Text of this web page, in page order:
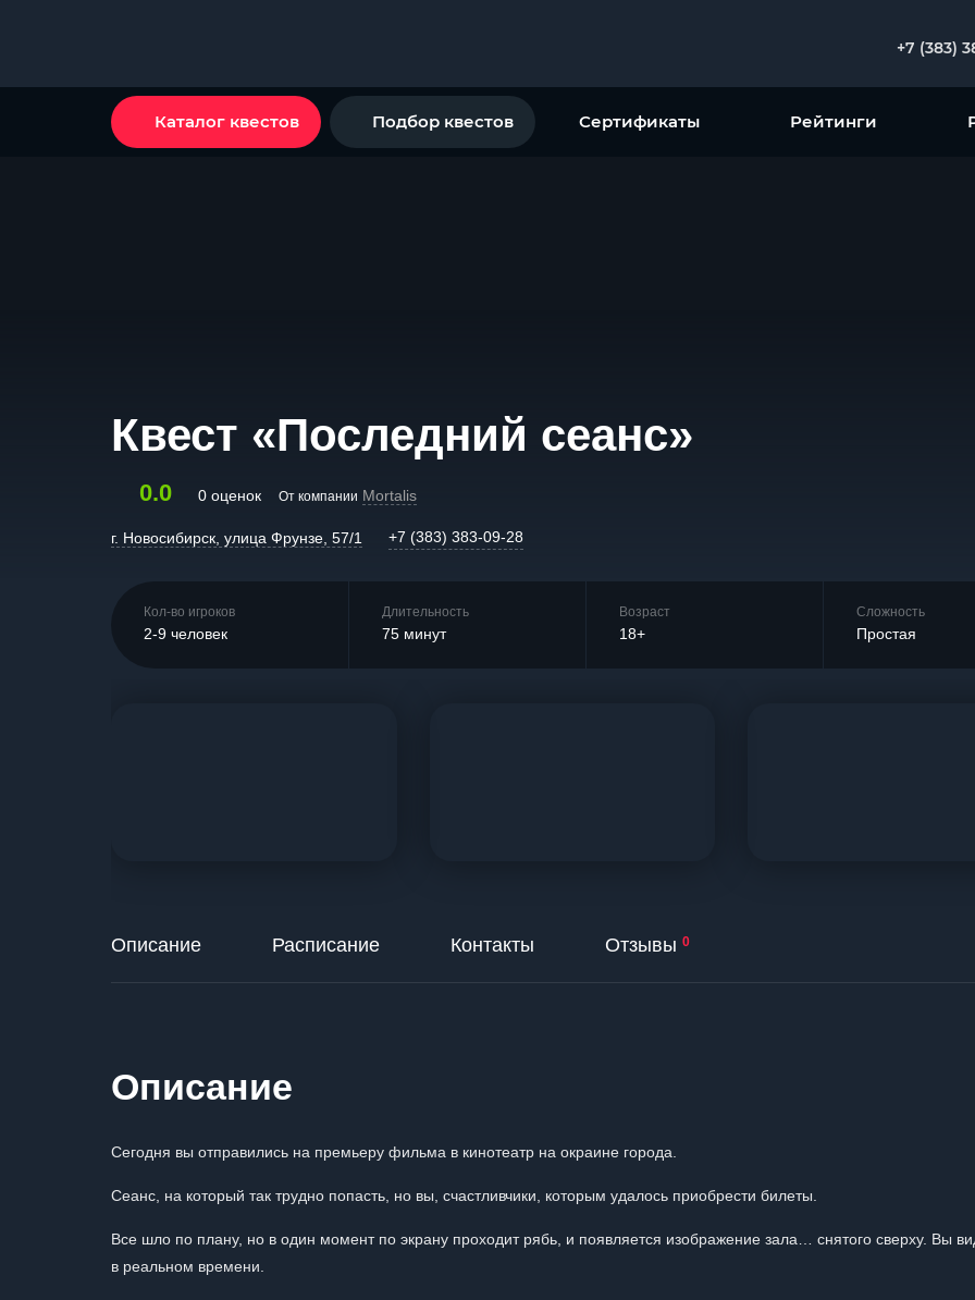
+7 (383)
Каталог квестов Подбор квестов Сертификаты Рейтинги
Квест «Последний сеанс»
0.0 0 оценок От компании Mortalis
г. Новосибирск, улица Фрунзе, 57/1 +7 (383) 383-09-28
Кол-во игроков
2-9 человек
Длительность
75 минут
Возраст
18+
Сложность
Простая
Описание Расписание Контакты Отзывы 0
Описание
Сегодня вы отправились на премьеру фильма в кинотеатр на окраине города.
Сеанс, на который так трудно попасть, но вы, счастливчики, которым удалось приобрести билеты.
Все шло по плану, но в один момент по экрану проходит рябь, и появляется изображение зала… снятого сверху. Вы
в реальном времени.